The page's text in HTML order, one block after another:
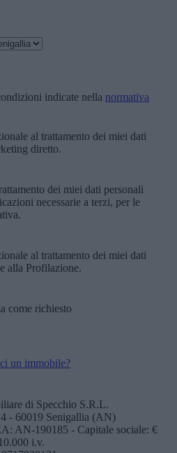
indicate nella normativa
al trattamento dei miei dati
diretto.
dei miei dati personali
necessarie a terzi, per le
al trattamento dei miei dati
alla Profilazione.
come richiesto
un immobile?
di Specchio S.R.L.
- 60019 Senigallia (AN)
AN-190185 - Capitale sociale: €
10.000 i.v.